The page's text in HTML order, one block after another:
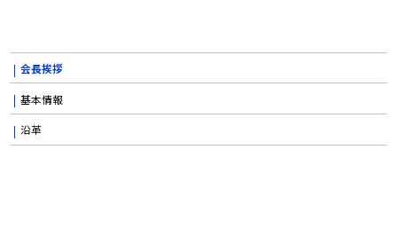
会長挨拶
基本情報
沿革